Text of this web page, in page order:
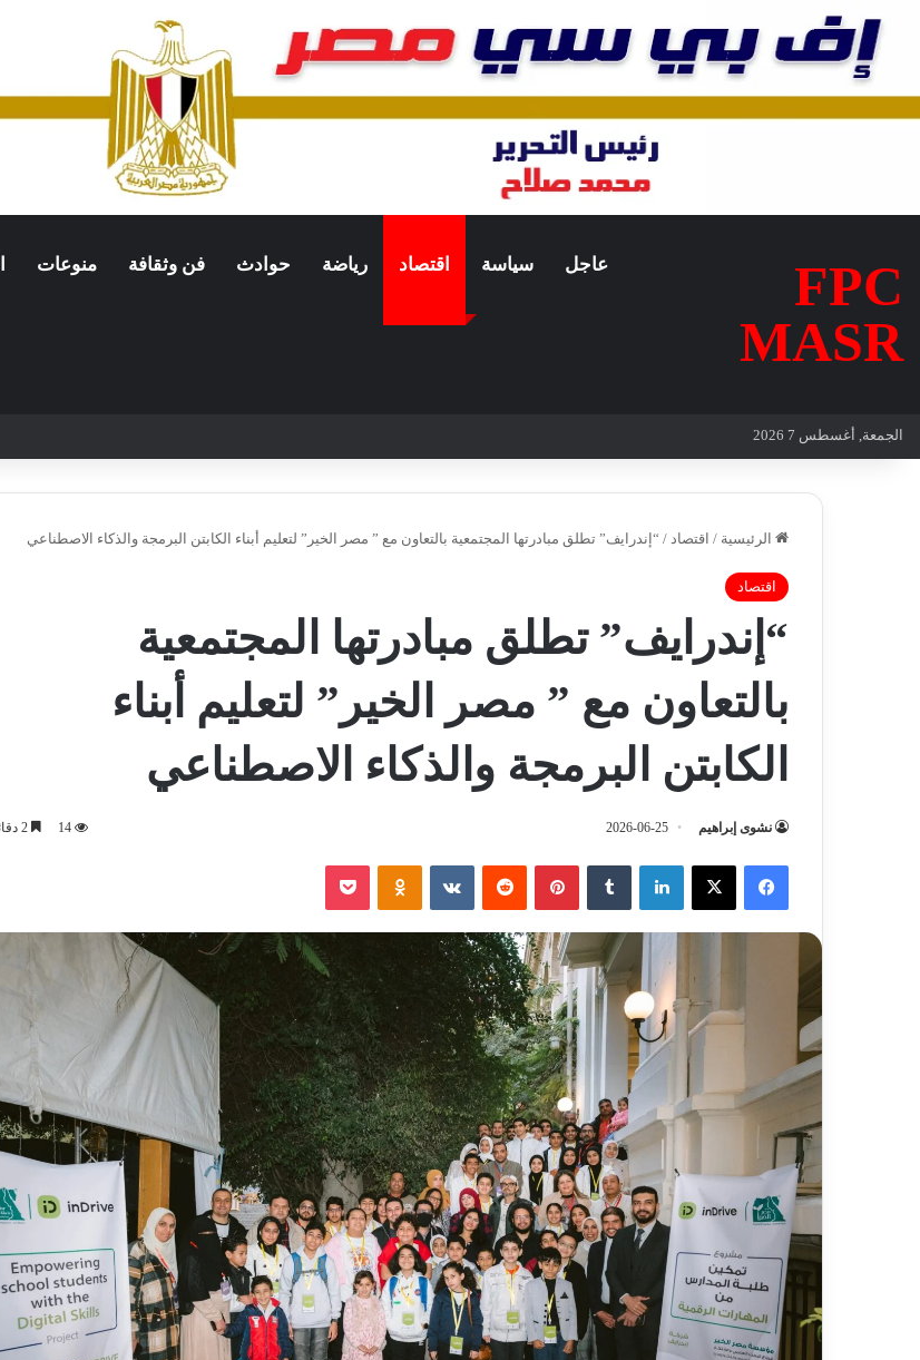
FPC
MASR
عاجل سياسة اقتصاد رياضة حوادث فن وثقافة منوعات
الجمعة, أغسطس 7 2026
الرئيسية / اقتصاد / “إندرايف” تطلق مبادرتها المجتمعية بالتعاون مع ” مصر الخير” لتعليم أبناء الكابتن البرمجة والذكاء الاصطناعي
اقتصاد
“إندرايف” تطلق مبادرتها المجتمعية
بالتعاون مع ” مصر الخير” لتعليم أبناء
الكابتن البرمجة والذكاء الاصطناعي
نشوى إبراهيم 2026-06-25
14
فيسبوك ‫X لينكدإن بينتيريست